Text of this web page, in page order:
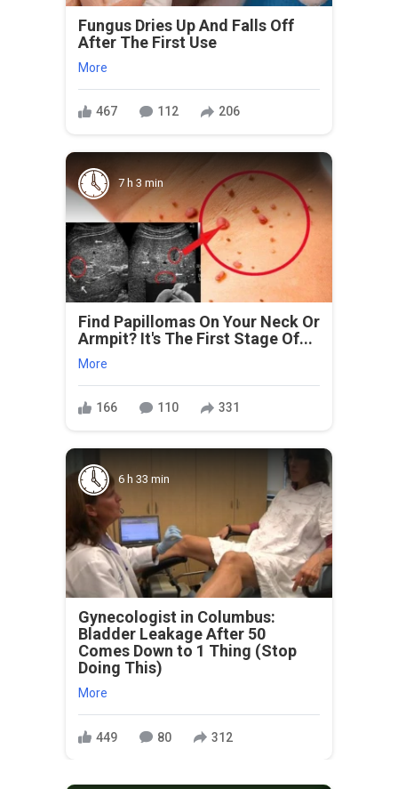
Fungus Dries Up And Falls Off
After The First Use
More
467 112 206
7 h 3 min
Find Papillomas On Your Neck Or
Armpit? It's The First Stage Of...
More
166 110 331
6 h 33 min
Gynecologist in Columbus:
Bladder Leakage After 50
Comes Down to 1 Thing (Stop
Doing This)
More
449 80 312